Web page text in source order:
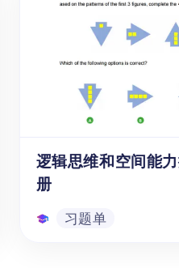
目要求学生仔细观察
确描述观察到的规律
察力和表述能力。
（2）逻辑推理：练
要学生推理分析,找出
学生的逻辑思维能力。
加减乘除等基本运算
（4）数列规律：练习
数列的数学规律。这
力。
逻辑思维和空间能
册
习题单